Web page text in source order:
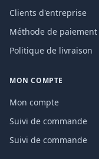
Clients d'entreprise
Méthode de paiement
Politique de livraison
MON COMPTE
Mon compte
Suivi de commande
Suivi de commande